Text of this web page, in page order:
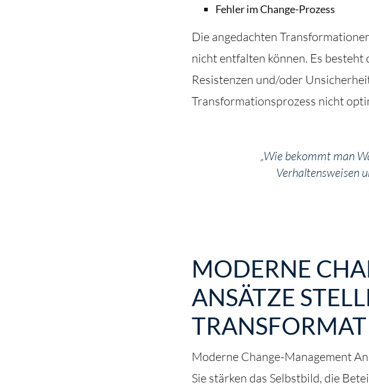
Fehler im Change-Prozess
Die angedachten
nicht entfalten können. Es
Resistenzen und/oder
Transformationsprozess nicht
„Wie bekommt man
Verhaltensweisen
MODERNE
ANSÄTZE
Moderne Change-Management
Sie stärken das Selbstbild, die